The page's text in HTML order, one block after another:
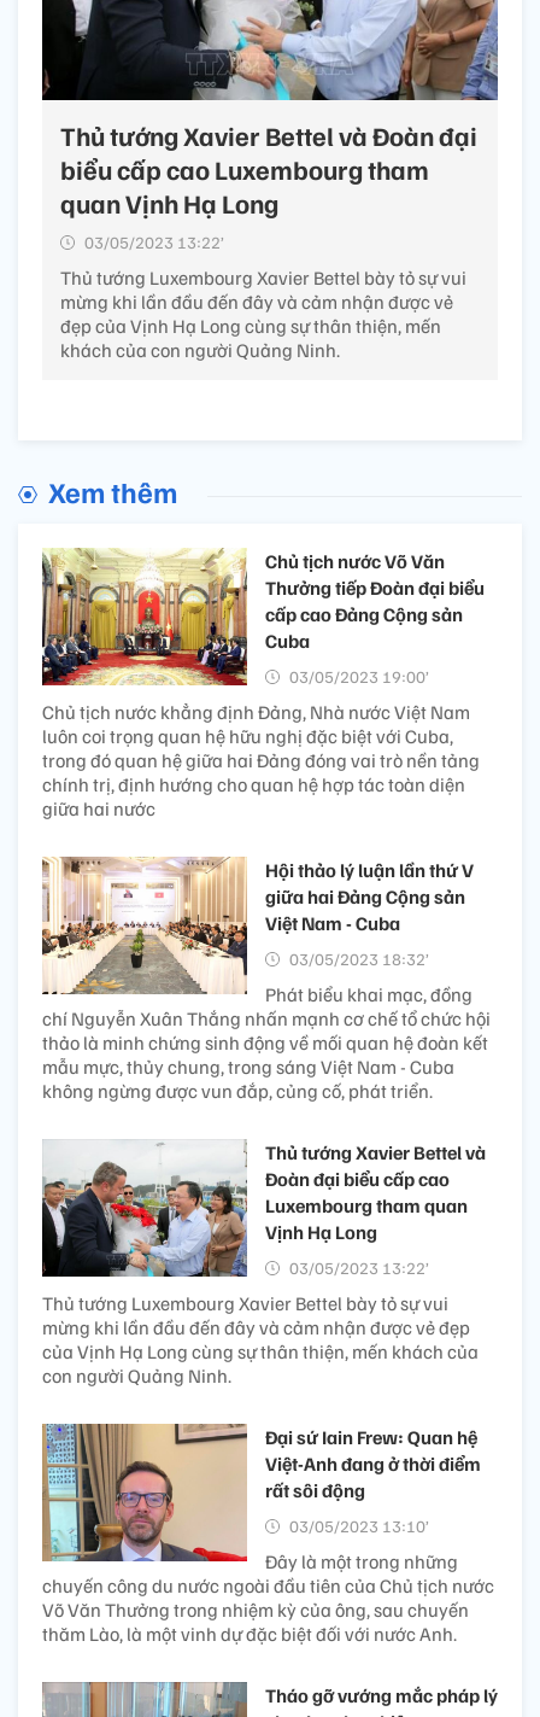
Thủ tướng Xavier Bettel và Đoàn đại
biểu cấp cao Luxembourg tham
quan Vịnh Hạ Long
03/05/2023 13:22’
Thủ tướng Luxembourg Xavier Bettel bày tỏ sự vui
mừng khi lần đầu đến đây và cảm nhận được vẻ
đẹp của Vịnh Hạ Long cùng sự thân thiện, mến
khách của con người Quảng Ninh.
Xem thêm
Chủ tịch nước Võ Văn
Thưởng tiếp Đoàn đại biểu
cấp cao Đảng Cộng sản
Cuba
03/05/2023 19:00’
Chủ tịch nước khẳng định Đảng, Nhà nước Việt Nam
luôn coi trọng quan hệ hữu nghị đặc biệt với Cuba,
trong đó quan hệ giữa hai Đảng đóng vai trò nền tảng
chính trị, định hướng cho quan hệ hợp tác toàn diện
giữa hai nước
Hội thảo lý luận lần thứ V
giữa hai Đảng Cộng sản
Việt Nam - Cuba
03/05/2023 18:32’
Phát biểu khai mạc, đồng
chí Nguyễn Xuân Thắng nhấn mạnh cơ chế tổ chức hội
thảo là minh chứng sinh động về mối quan hệ đoàn kết
mẫu mực, thủy chung, trong sáng Việt Nam - Cuba
không ngừng được vun đắp, củng cố, phát triển.
Thủ tướng Xavier Bettel và
Đoàn đại biểu cấp cao
Luxembourg tham quan
Vịnh Hạ Long
03/05/2023 13:22’
Thủ tướng Luxembourg Xavier Bettel bày tỏ sự vui
mừng khi lần đầu đến đây và cảm nhận được vẻ đẹp
của Vịnh Hạ Long cùng sự thân thiện, mến khách của
con người Quảng Ninh.
Đại sứ Iain Frew: Quan hệ
Việt-Anh đang ở thời điểm
rất sôi động
03/05/2023 13:10’
Đây là một trong những
chuyến công du nước ngoài đầu tiên của Chủ tịch nước
Võ Văn Thưởng trong nhiệm kỳ của ông, sau chuyến
thăm Lào, là một vinh dự đặc biệt đối với nước Anh.
Tháo gỡ vướng mắc pháp lý